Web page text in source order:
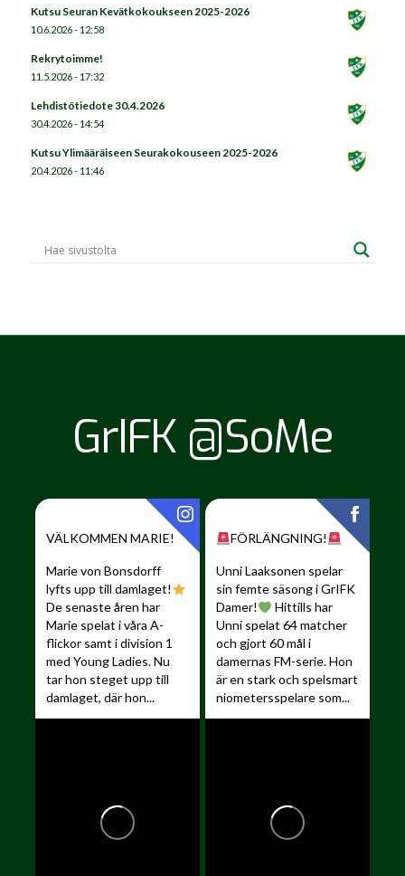
Kutsu Seuran Kevätkokoukseen 2025-2026
10.6.2026 - 12:58
Rekrytoimme!
11.5.2026 - 17:32
Lehdistötiedote 30.4.2026
30.4.2026 - 14:54
Kutsu Ylimääräiseen Seurakokouseen 2025-2026
20.4.2026 - 11:46
GrIFK @SoMe
VÄLKOMMEN MARIE!
Marie von Bonsdorff
lyfts upp till damlaget!
De senaste åren har
Marie spelat i våra A-
flickor samt i division 1
med Young Ladies. Nu
tar hon steget upp till
damlaget, där hon...
FÖRLÄNGNING!
Unni Laaksonen spelar
sin femte säsong i GrIFK
Damer!
Hittills har
Unni spelat 64 matcher
och gjort 60 mål i
damernas FM-serie. Hon
är en stark och spelsmart
niometersspelare som...